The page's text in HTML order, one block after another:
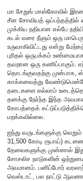
மா சேதுங் மாஸ்கோவில்
சீன சோவியத் ஒப்பந்தத்தில்
முக்கிய நதியான எல்பே
கடல் வரை நீளும் ஒரு
உருவாகிவிட்டது என்று
புரிதல் ஒருபக்கம்
தவறான ஒரு கணிப்பாகும்.
தொடங்குவதற்கு முன்பாக,
காக்கவைத்து
தடைகளை எல்லாம்
தனக்கு நேர்ந்த இந்த
கோபத்தைக்
மறக்கவில்லை.
ஐந்து வருடங்களுக்கு
31,500 கோடி ரூபாய்)
தேவைகளுக்கு முன்னால் இது
சோசலிச நாடுகளின்
அவமானம். பனிப்போர்
வெஸ்டாட், பல நாட்டு